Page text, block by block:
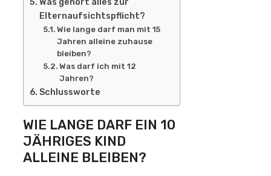
Elternaufsichtspflicht?
Wie lange darf man mit 15
Jahren alleine zuhause
bleiben?
Was darf ich mit 12
Jahren?
Schlussworte
WIE LANGE DARF EIN 10
JÄHRIGES KIND
ALLEINE BLEIBEN?